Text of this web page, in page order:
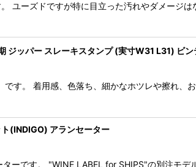
ユーズドですが特に目立った汚れやダメージ
ッパー スレーキスタンプ (実寸W31 L31) ビン
。 着用感、色落ち、細かなホツレや擦れ、
(INDIGO) アランセーター
ーです。 "WINE LABEL for SHIPS"の別注モ